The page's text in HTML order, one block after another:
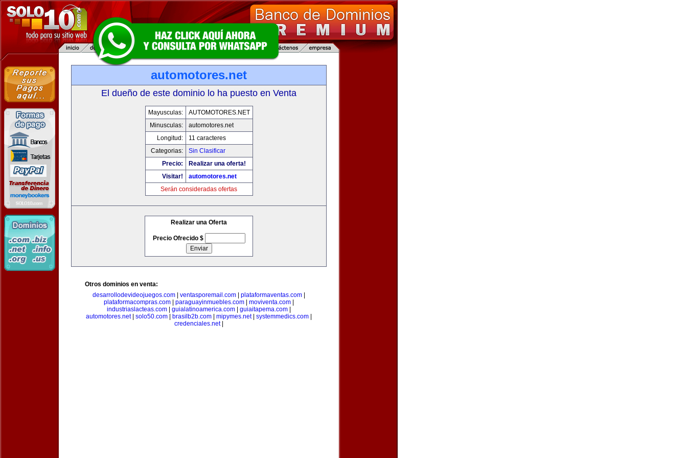
automotores.net
El dueño de este dominio lo ha puesto en Venta
Mayusculas:
AUTOMOTORES.NET
Minusculas:
automotores.net
Longitud:
11 caracteres
Categorias:
Sin Clasificar
Precio:
Realizar una oferta!
Visitar!
automotores.net
Serán consideradas ofertas
Realizar una Oferta
Precio Ofrecido $
Otros dominios en venta:
desarrollodevideojuegos.com
ventasporemail.com plataformaventas.com
plataformacompras.com
paraguayinmuebles.com moviventa.com
industriaslacteas.com
guialatinoamerica.com guiaitapema.com
automotores.net| solo50.com brasilb2b.com mipymes.net| systemmedics.com
credenciales.net|